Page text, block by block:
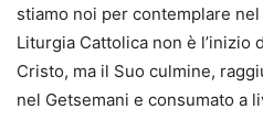
stiamo noi per contemplare
Liturgia Cattolica non è l’inizio
Cristo, ma il Suo culmine,
nel Getsemani e consumato a